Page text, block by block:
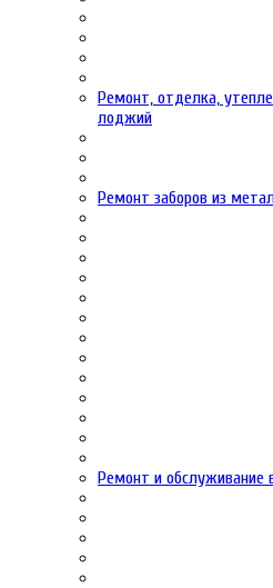
Ремонт, отделка,
лоджий
Ремонт заборов из
Ремонт и обслуживание